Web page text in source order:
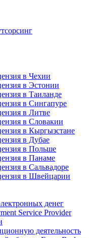
в Чехии
в Эстонии
в Таиланде
в Сингапуре
в Литве
в Словакии
в Кыргызстане
в Дубае
в Польше
в Панаме
в Сальвадоре
в Швейцарии
денег
Service Provider
деятельность